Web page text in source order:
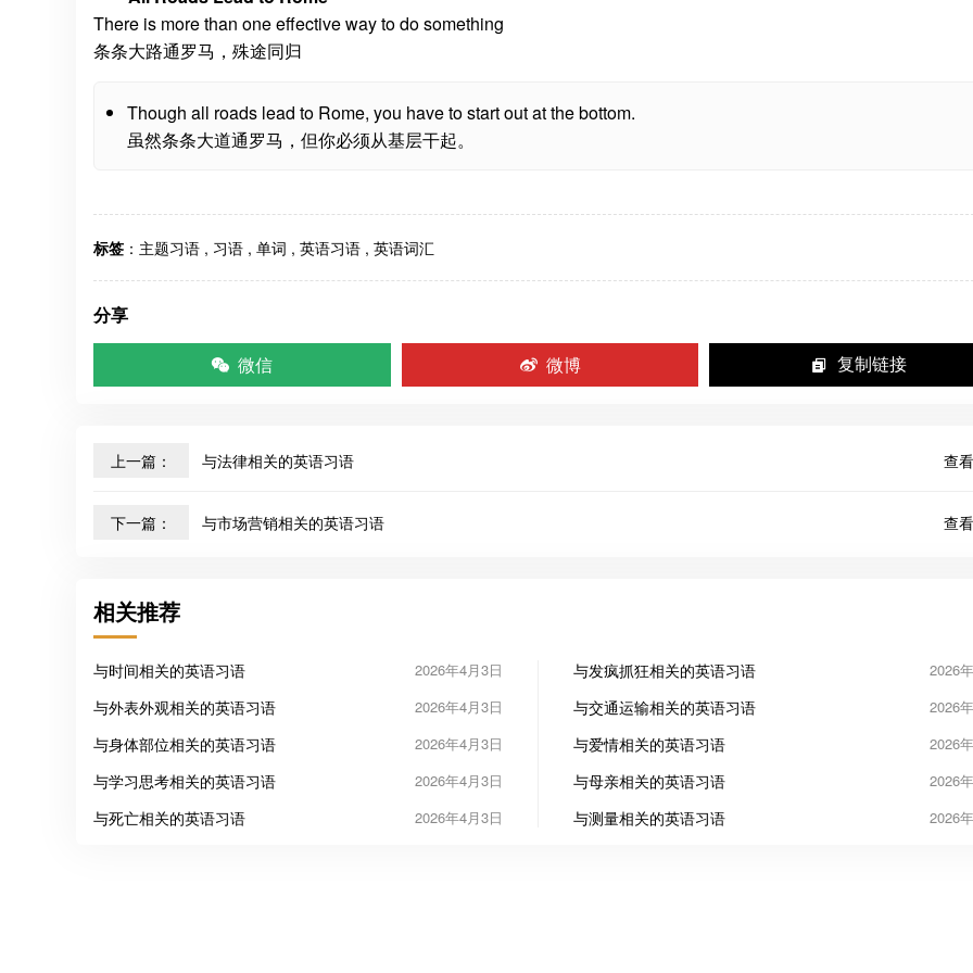
There is more than one effective way to do something
条条大路通罗马，殊途同归
Though all roads lead to Rome, you have to start out at the bottom.
虽然条条大道通罗马，但你必须从基层干起。
标签 ： 主题习语 , 习语 , 单词 , 英语习语 , 英语词汇
分享
微信
微博 复制链接
上一篇： 查
与法律相关的英语习语
下一篇： 查
与市场营销相关的英语习语
相关推荐
与时间相关的英语习语 2026年4月3日
与外表外观相关的英语习语 2026年4月3日
与身体部位相关的英语习语 2026年4月3日
与学习思考相关的英语习语 2026年4月3日
与死亡相关的英语习语 2026年4月3日
与发疯抓狂相关的英语习语 2026
与交通运输相关的英语习语 2026
与爱情相关的英语习语 2026
与母亲相关的英语习语 2026
与测量相关的英语习语 2026